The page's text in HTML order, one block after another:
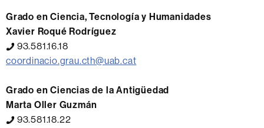
Grado en Ciencia, Tecnología y Humanidades
Xavier Roqué Rodríguez
93.581.16.18
coordinacio.grau.cth@uab.cat
Grado en Ciencias de la Antigüedad
Marta Oller Guzmán
93.581.18.22